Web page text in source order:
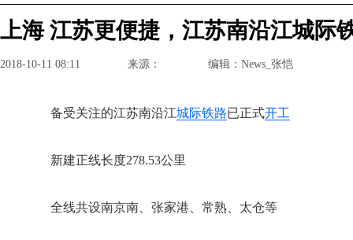
上海 江苏更便捷，江苏南沿江城际
2018-10-11 08:11 来源： 编辑：News_张恺
备受关注的江苏南沿江城际铁路已正式开工
新建正线长度278.53公里
全线共设南京南、张家港、常熟、太仓等